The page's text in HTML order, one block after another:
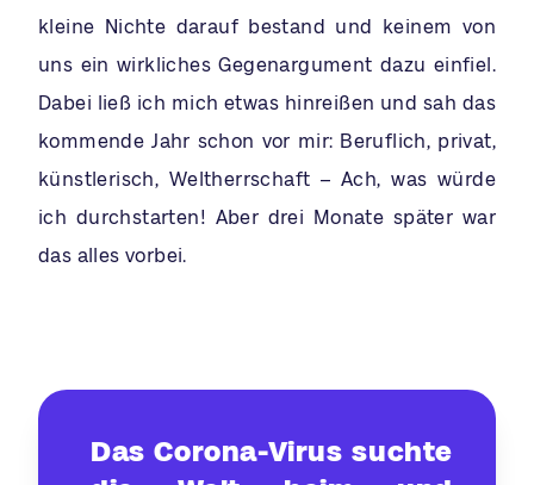
kleine Nichte darauf bestand und keinem von
uns ein wirkliches Gegenargument dazu einfiel.
Dabei ließ ich mich etwas hinreißen und sah das
kommende Jahr schon vor mir: Beruflich, privat,
künstlerisch, Weltherrschaft – Ach, was würde
ich durchstarten! Aber drei Monate später war
das alles vorbei.
Das Corona-Virus suchte